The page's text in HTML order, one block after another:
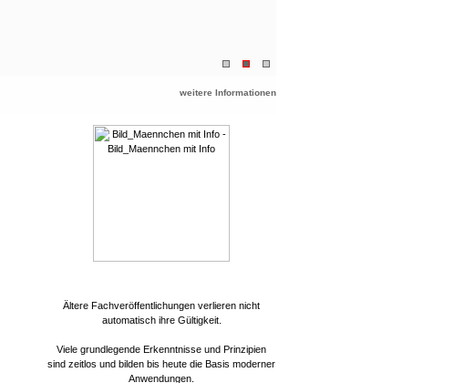
weitere Informationen
Ältere Fachveröffentlichungen verlieren nicht
automatisch ihre Gültigkeit.
Viele grundlegende Erkenntnisse und Prinzipien
sind zeitlos und bilden bis heute die Basis moderner
Anwendungen.